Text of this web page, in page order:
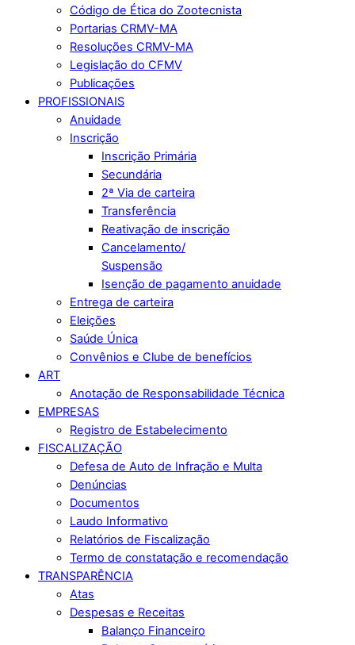
Código de Ética do Zootecnista
Portarias CRMV-MA
Resoluções CRMV-MA
Legislação do CFMV
Publicações
PROFISSIONAIS
Anuidade
Inscrição
Inscrição Primária
Secundária
2ª Via de carteira
Transferência
Reativação de inscrição
Cancelamento/
Suspensão
Isenção de pagamento anuidade
Entrega de carteira
Eleições
Saúde Única
Convênios e Clube de benefícios
ART
Anotação de Responsabilidade Técnica
EMPRESAS
Registro de Estabelecimento
FISCALIZAÇÃO
Defesa de Auto de Infração e Multa
Denúncias
Documentos
Laudo Informativo
Relatórios de Fiscalização
Termo de constatação e recomendação
TRANSPARÊNCIA
Atas
Despesas e Receitas
Balanço Financeiro